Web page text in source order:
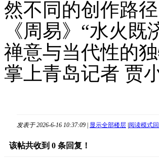
然不同的创作路
《周易》“水火
禅意与当代性的
掌上青岛记者 贾
发表于 2026-6-16 10:37:09 | 显示全部楼层 |阅读模式
该帖共收到 0 条回复！